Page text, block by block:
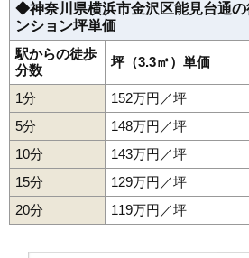
相場 1,160万円～1,360
(16.8万円/㎡~19.7万円/㎡)
マンションナビで
無料一括査定を
ポレスター金沢八景
住所 神奈川県横浜市金沢区六浦2
交通 金沢八景駅（16分）
相場 2,890万円～3,090
◆神奈川県横浜市金沢区能見台通の
ンション坪単価
駅からの徒歩
分数
坪（3.3㎡）単価
1分
152万円／坪
5分
148万円／坪
10分
143万円／坪
15分
129万円／坪
20分
119万円／坪